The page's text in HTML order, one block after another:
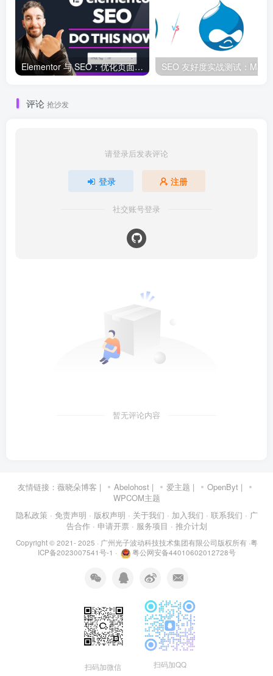
Elementor 与 SEO：优化页面结构和加载速度的最佳实践
评论 抢沙发
请登录后发表评论
登录 注册
社交账号登录
暂无评论内容
友情链接： 薇晓朵博客 | Abelohost | 爱主题 | OpenByt |
WPCOM主题
隐私政策 · 免责声明 · 版权声明 · 关于我们 · 加入我们 · 联系我们 · 广
告合作 · 申请开票 · 服务项目 · 推介计划
Copyright © 2021- 2025 · 广州光子波动科技技术集团有限公司版权所有·粤
ICP备2023007541号-1 · 粤公网安备44010602012728号
扫码加微信 扫码加QQ